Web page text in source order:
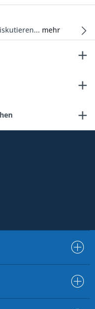
mehr